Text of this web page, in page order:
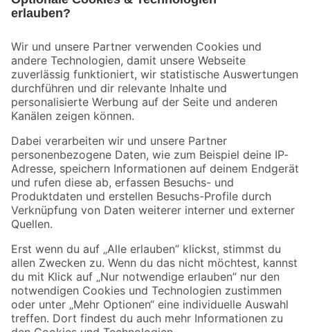
Der toom Newsletter: Keine Angebote und Aktionen mehr verpassen!
Zur Newsletter Anmeldung
Folge uns
Zahlungsarten Versandarten
Sicher einkaufen
Jetzt die toom-App herunterladen